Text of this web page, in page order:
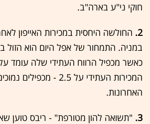
חוקי ני"ע בארה"ב.
2. החולשה היחסית במכירות האייפון
במניה. התמחור של אפל היום הוא הזול
המכירות העתידי על 2.5 -
האחרונות.
3. "תשואה להון מטורפת" - ריבס טוען